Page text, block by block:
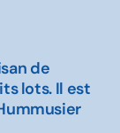
de
lots. Il est